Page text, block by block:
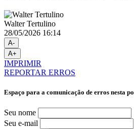
Walter Tertulino
28/05/2026 16:14
A-
A+
IMPRIMIR
REPORTAR ERROS
Espaço para a comunicação de erros nesta
Seu nome
Seu e-mail